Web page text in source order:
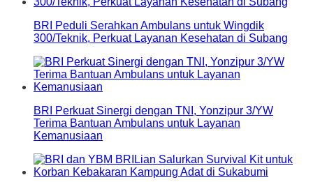
BRI Peduli Serahkan Ambulans untuk Wingdik
300/Teknik, Perkuat Layanan Kesehatan di Subang
BRI Perkuat Sinergi dengan TNI, Yonzipur 3/YW
Terima Bantuan Ambulans untuk Layanan
Kemanusiaan